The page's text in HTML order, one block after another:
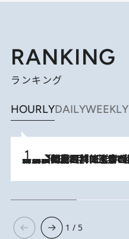
RANKING
ランキング
HOURLYDAILYWEEKLY
2026.8.8
「最後に見られてよかった」上野動物園の東園パンダ舎が解体前に特別公開。8月16日まで延長されたパネル展と共に辿る“半世紀”のパンダ飼育《解体工事の図面あり》
1 / 5